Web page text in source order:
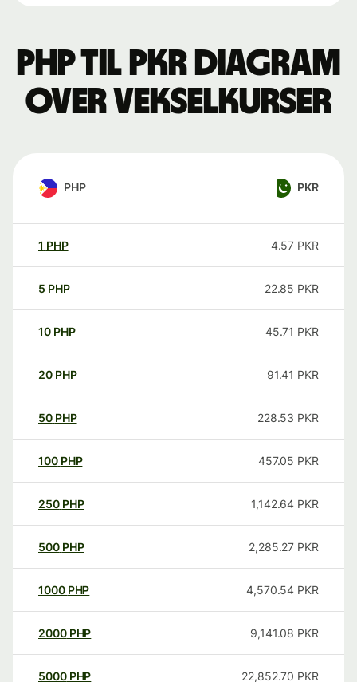
PHP til PKR Diagram
over vekselkurser
PHP PKR
1 PHP 4.57 PKR
5 PHP 22.85 PKR
10 PHP 45.71 PKR
20 PHP 91.41 PKR
50 PHP 228.53 PKR
100 PHP 457.05 PKR
250 PHP 1,142.64 PKR
500 PHP 2,285.27 PKR
1000 PHP 4,570.54 PKR
2000 PHP 9,141.08 PKR
5000 PHP 22,852.70 PKR